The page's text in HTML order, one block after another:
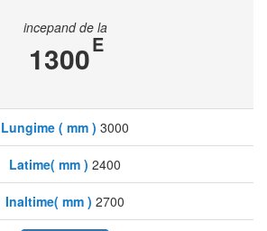
incepand de la
1300E
Lungime ( mm ) 3000
Latime( mm ) 2400
Inaltime( mm ) 2700